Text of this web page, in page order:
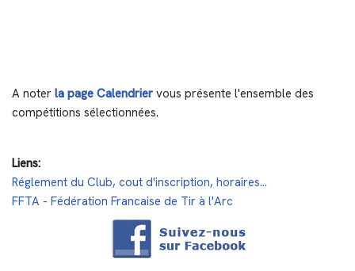
A noter la page Calendrier vous présente l'ensemble des
compétitions sélectionnées.
Liens:
Réglement du Club, cout d'inscription, horaires...
FFTA - Fédération Francaise de Tir à l'Arc